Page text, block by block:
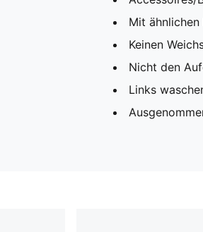
Mit
Keinen
Nicht den
Links